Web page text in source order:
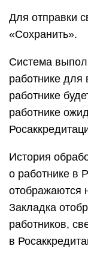
Для отправки
«Сохранить».
Система
работнике
работнике
работнике
История
о работнике в
отображаются
Закладка
работников,
в